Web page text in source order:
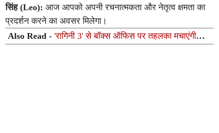
सिंह (Leo):आज आपको अपनी रचनात्मकता और नेतृत्व क्षमता का
प्रदर्शन करने का अवसर मिलेगा।
Also Read -'रागिनी 3' से बॉक्स ऑफिस पर तहलका मचाएंगी
तमन्ना भाटिया; हॉरर-रोमांस फ्रेंचाइजी के नए सीक्वल का एलान